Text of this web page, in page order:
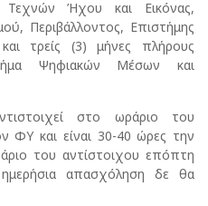
Τεχνών Ήχου και Εικόνας,
Περιβάλλοντος, Επιστήμης
τρείς (3) μήνες πλήρους
Ψηφιακών Μέσων και
στο ωράριο του
ΦΥ και είναι 30-40 ώρες την
του αντίστοιχου επόπτη
απασχόληση δε θα